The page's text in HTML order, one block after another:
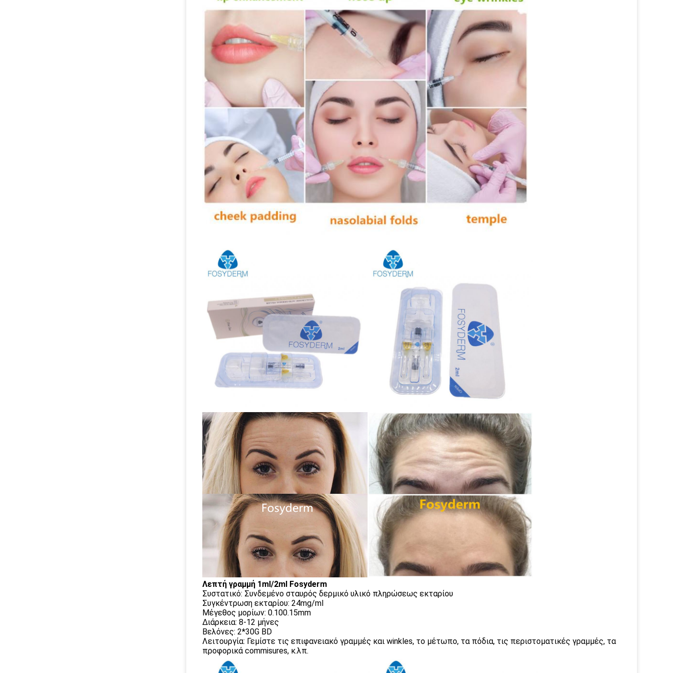
Λεπτή γραμμή 1ml/2ml Fosyderm
Συστατικό: Συνδεμένο σταυρός δερμικό υλικό πληρώσεως εκταρίου
Συγκέντρωση εκταρίου: 24mg/ml
Μέγεθος μορίων: 0.100.15mm
Διάρκεια: 8-12 μήνες
Βελόνες: 2*30G BD
Λειτουργία: Γεμίστε τις επιφανειακό γραμμές και winkles, το μέτωπο, τα πόδια, τις περιστοματικές γραμμές, τα
προφορικά commisures, κ.λπ.